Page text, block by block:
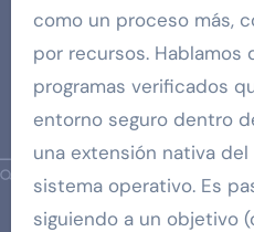
como un proceso más,
por recursos. Hablamos
programas verificados
entorno seguro dentro
una extensión nativa del
sistema operativo. Es
siguiendo a un objetivo